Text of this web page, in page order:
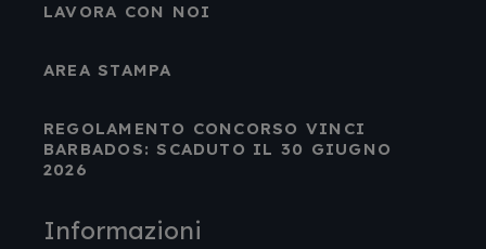
LAVORA CON NOI
AREA STAMPA
REGOLAMENTO CONCORSO VINCI
BARBADOS: SCADUTO IL 30 GIUGNO
2026
Informazioni